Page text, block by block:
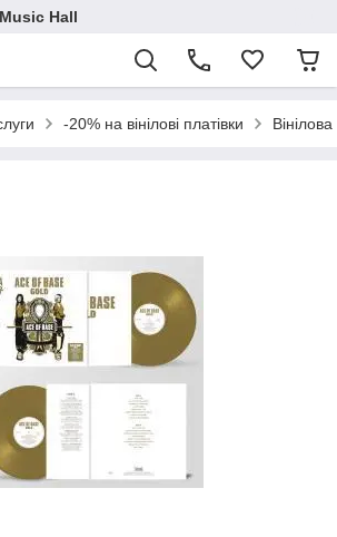
Hall
-20% на вінілові платівки